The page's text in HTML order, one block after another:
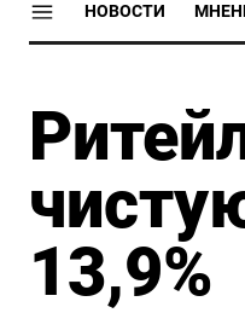
НОВОСТИ
13,9%